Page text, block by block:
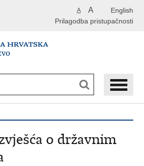
English
A A
Prilagodba pristupačnosti
o državnim